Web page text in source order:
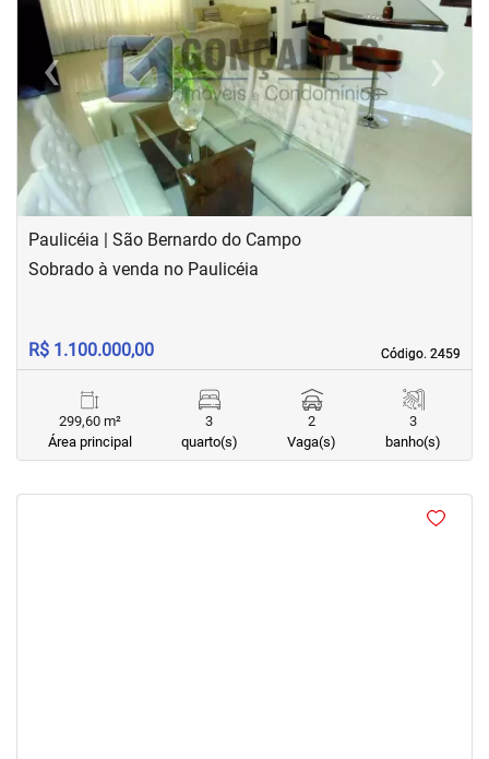
‹
Previous ›Next
Paulicéia | São Bernardo do Campo
Código. 2459
Código. 2459
Sobrado à venda no Paulicéia
R$ 1.100.000,00
299,60 m²
Área principal
3
quarto(s)
2
Vaga(s)
3
banho(s)